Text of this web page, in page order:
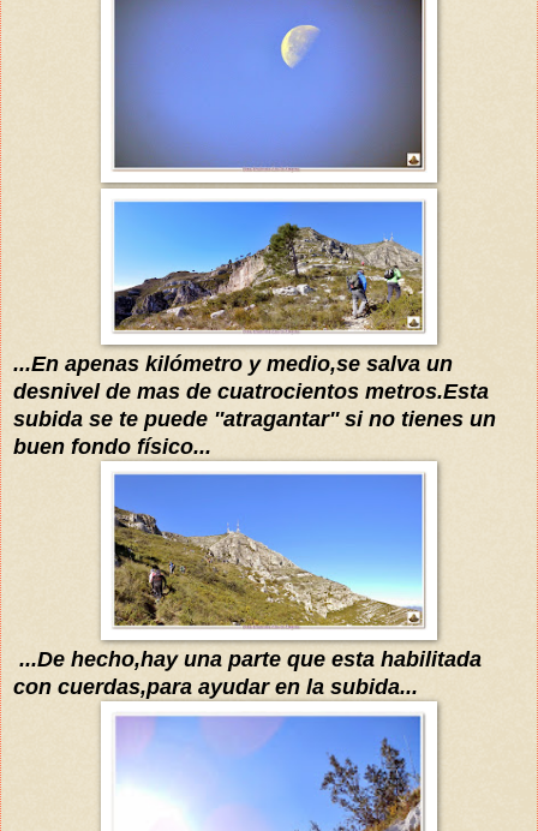
...En apenas kilómetro y medio,se salva un
desnivel de mas de cuatrocientos metros.Esta
subida se te puede ''atragantar'' si no tienes un
buen fondo físico...
...De hecho,hay una parte que esta habilitada
con cuerdas,para ayudar en la subida...